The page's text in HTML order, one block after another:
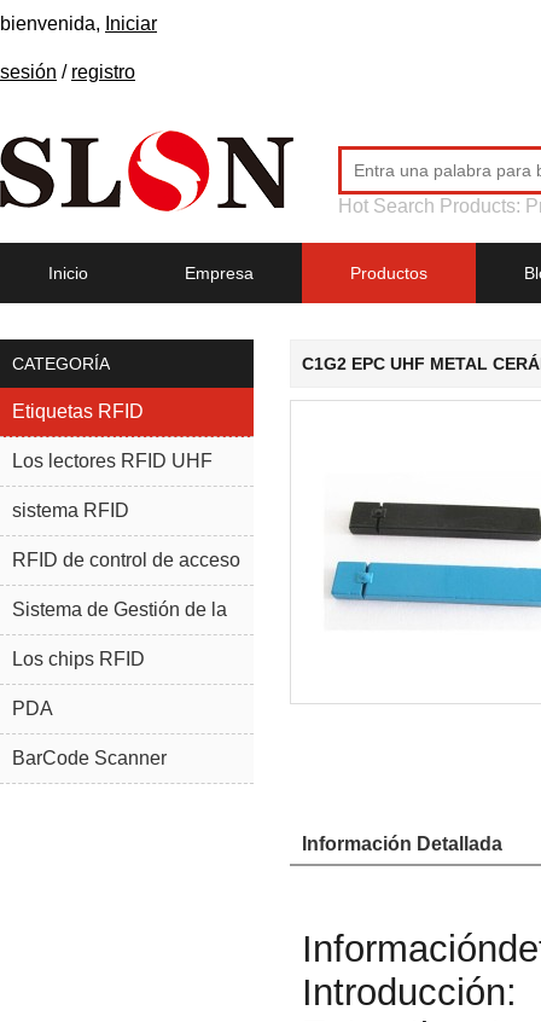
bienvenida, Iniciar
sesión / registro
Hot Search Products:
Inicio Empresa Productos
CATEGORÍA
Etiquetas RFID
Los lectores RFID UHF
sistema RFID
RFID de control de acceso
Sistema de Gestión de la
joyería RFID
Los chips RFID
PDA
BarCode Scanner
C1G2 EPC UHF METAL
Información Detallada
Introducción: